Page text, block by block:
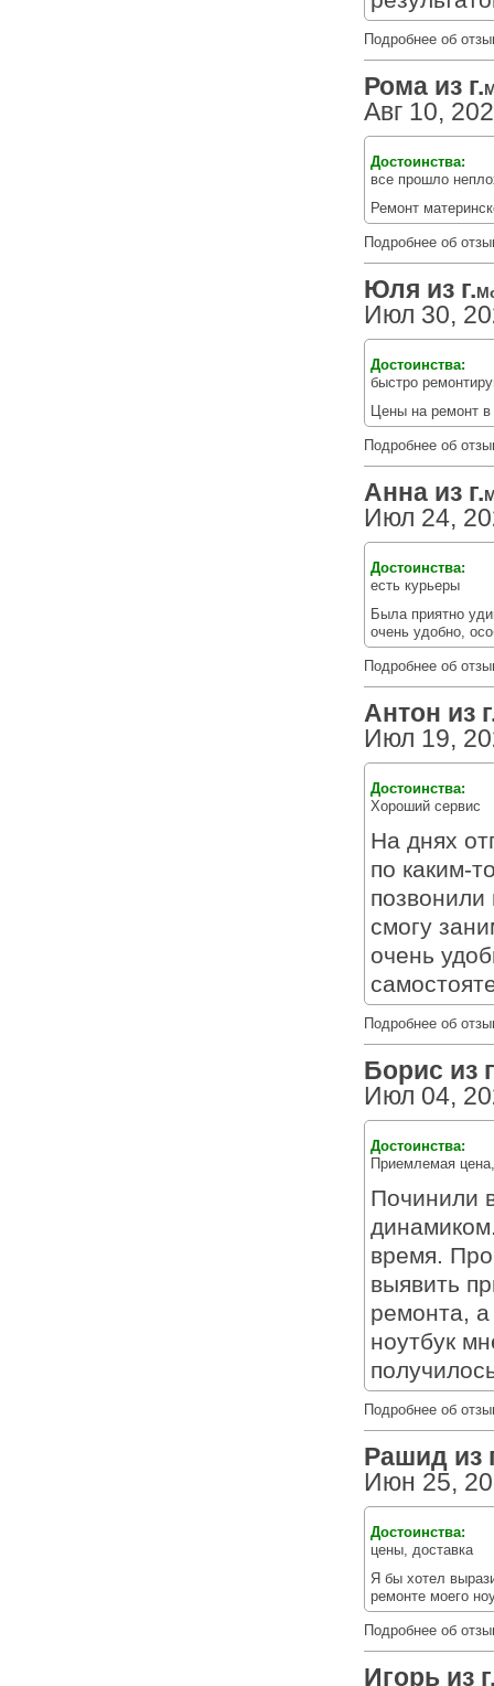
Подробнее об
Рома из г.
Авг 10,
Достоинства:
все прошло
Ремонт
Подробнее об
Юля из г.
Июл 30,
Достоинства:
быстро
Цены на ремонт
Подробнее об
Анна из г.
Июл 24,
Достоинства:
есть курьеры
Была приятно
очень удобно,
Подробнее об
Антон из
Июл 19,
Достоинства:
Хороший сервис
На днях
по каким-
позвонили
смогу
очень
Подробнее об
Борис из
Июл 04,
Достоинства:
Приемлемая
Починили
время.
выявить
ремонта,
ноутбук
Подробнее об
Рашид из
Июн 25,
Достоинства:
цены, доставка
Я бы хотел
ремонте моего
Подробнее об
Игорь из